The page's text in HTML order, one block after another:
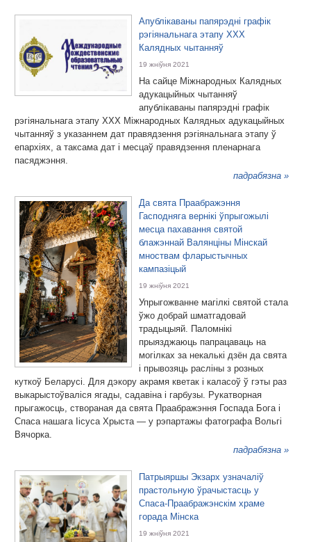
Апублікаваны папярэдні графік
рэгіянальнага этапу ХХХ
Калядных чытанняў
19 жніўня 2021
На сайце Міжнародных Калядных
адукацыйных чытанняў
апублікаваны папярэдні графік
рэгіянальнага этапу XXX Міжнародных Калядных адукацыйных
чытанняў з указаннем дат правядзення рэгіянальнага этапу ў
епархіях, а таксама дат і месцаў правядзення пленарнага
пасяджэння.
падрабязна »
Да свята Праабражэння
Гасподняга вернікі ўпрыгожылі
месца пахавання святой
блажэннай Валянціны Мінскай
мноствам фларыстычных
кампазіцый
19 жніўня 2021
Упрыгожванне магілкі святой стала
ўжо добрай шматгадовай
традыцыяй. Паломнікі
прыязджаюць папрацаваць на
могілках за некалькі дзён да свята
і прывозяць расліны з розных
куткоў Беларусі. Для дэкору акрамя кветак і каласоў ў гэты раз
выкарыстоўваліся ягады, садавіна і гарбузы. Рукатворная
прыгажосць, створаная да свята Праабражэння Госпада Бога і
Спаса нашага Іісуса Хрыста — у рэпартажы фатографа Вольгі
Вячорка.
падрабязна »
Патрыяршы Экзарх узначаліў
прастольную ўрачыстасць у
Спаса-Праабражэнскім храме
горада Мінска
19 жніўня 2021